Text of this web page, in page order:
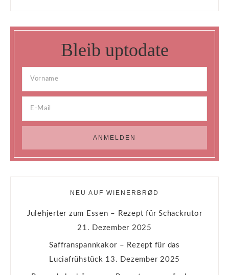
Bleib uptodate
NEU AUF WIENERBRØD
Julehjerter zum Essen – Rezept für Schackrutor
21. Dezember 2025
Saffranspannkakor – Rezept für das
Luciafrühstück 13. Dezember 2025